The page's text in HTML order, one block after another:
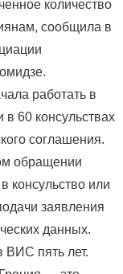
количество
сообщила в
работать в
60 консульствах
соглашения.
обращении
консульство или
заявления
данных.
ВИС пять лет.